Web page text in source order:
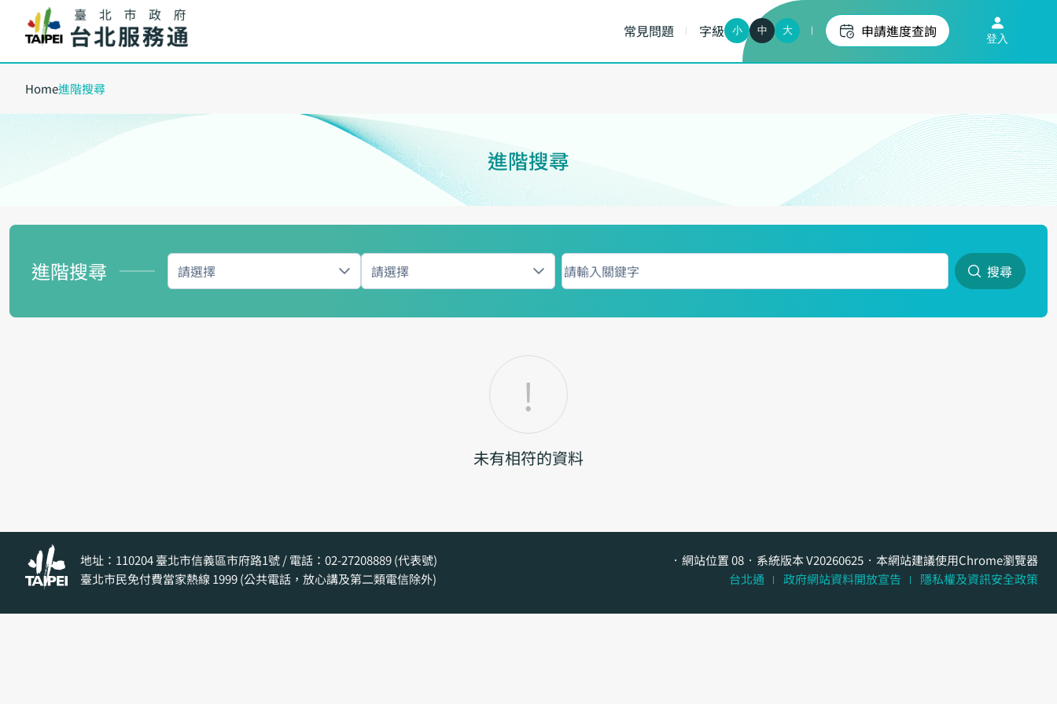
常見問題 字級 小 中 大 申請進度查詢 登入
Home進階搜尋
進階搜尋
進階搜尋 請選擇 請選擇 搜尋
未有相符的資料
地址：110204臺北市信義區市府路1號/ 電話：02-27208889 (代表號)
臺北市民免付費當家熱線 1999 (公共電話，放心講及第二類電信除外)
網站位置 08 系統版本 V20260625
本網站建議使用Chrome瀏覽器
台北通
政府網站資料開放宣告 隱私權及資訊安全政策